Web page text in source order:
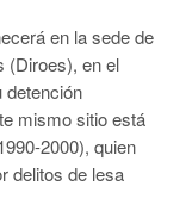
en la sede de
(Diroes), en el
detención
mismo sitio está
2000), quien
delitos de lesa